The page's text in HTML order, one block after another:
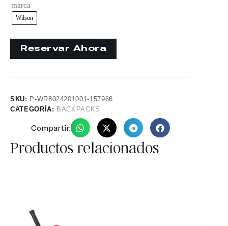
marca
Wilson
SKU: P-WR8024201001-157966
CATEGORÍA: BACKPACKS
Compartir:
Productos relacionados